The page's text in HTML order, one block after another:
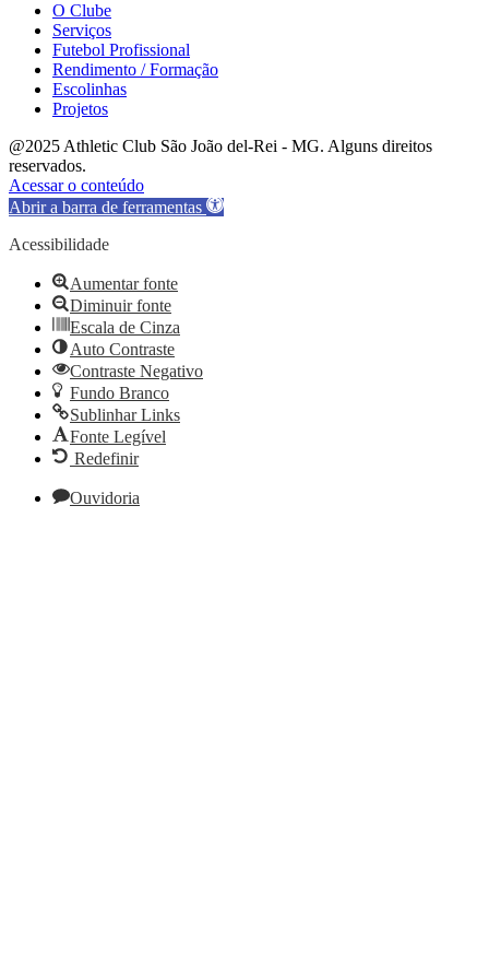
O Clube
Serviços
Futebol Profissional
Rendimento / Formação
Escolinhas
Projetos
@2025 Athletic Club São João del-Rei - MG. Alguns direitos
reservados.
Acessar o conteúdo
Abrir a barra de ferramentas
Acessibilidade
Aumentar fonte
Diminuir fonte
Escala de Cinza
Auto Contraste
Contraste Negativo
Fundo Branco
Sublinhar Links
Fonte Legível
Redefinir
Ouvidoria